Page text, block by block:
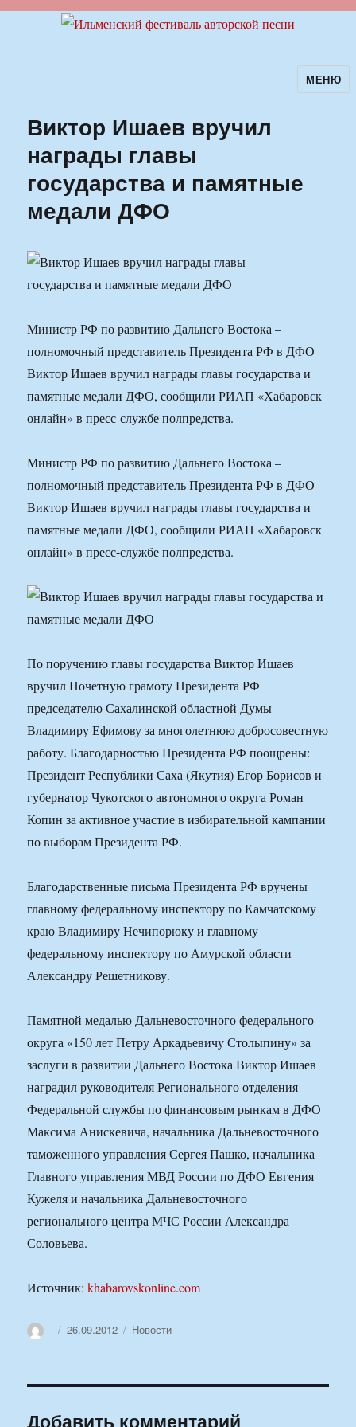
Ильменский фестиваль авторскойМЕНЮ
Виктор Ишаев вручил
награды главы
государства и памятные
медали ДФО
Министр РФ по развитию Дальнего Востока –
полномочный представитель Президента РФ в ДФО
Виктор Ишаев вручил награды главы государства и
памятные медали ДФО, сообщили РИАП «Хабаровск
онлайн» в пресс-службе полпредства.
Министр РФ по развитию Дальнего Востока –
полномочный представитель Президента РФ в ДФО
Виктор Ишаев вручил награды главы государства и
памятные медали ДФО, сообщили РИАП «Хабаровск
онлайн» в пресс-службе полпредства.
По поручению главы государства Виктор Ишаев
вручил Почетную грамоту Президента РФ
председателю Сахалинской областной Думы
Владимиру Ефимову за многолетнюю добросовестную
работу. Благодарностью Президента РФ поощрены:
Президент Республики Саха (Якутия) Егор Борисов и
губернатор Чукотского автономного округа Роман
Копин за активное участие в избирательной кампании
по выборам Президента РФ.
Благодарственные письма Президента РФ вручены
главному федеральному инспектору по Камчатскому
краю Владимиру Нечипорюку и главному
федеральному инспектору по Амурской области
Александру Решетникову.
Памятной медалью Дальневосточного федерального
округа «150 лет Петру Аркадьевичу Столыпину» за
заслуги в развитии Дальнего Востока Виктор Ишаев
наградил руководителя Регионального отделения
Федеральной службы по финансовым рынкам в ДФО
Максима Анискевича, начальника Дальневосточного
таможенного управления Сергея Пашко, начальника
Главного управления МВД России по ДФО Евгения
Кужеля и начальника Дальневосточного
регионального центра МЧС России Александра
Соловьева.
Источник:khabarovskonline.com
АвторОпубликовано
26.09.2012 Рубрики
Новости
Добавить комментарий